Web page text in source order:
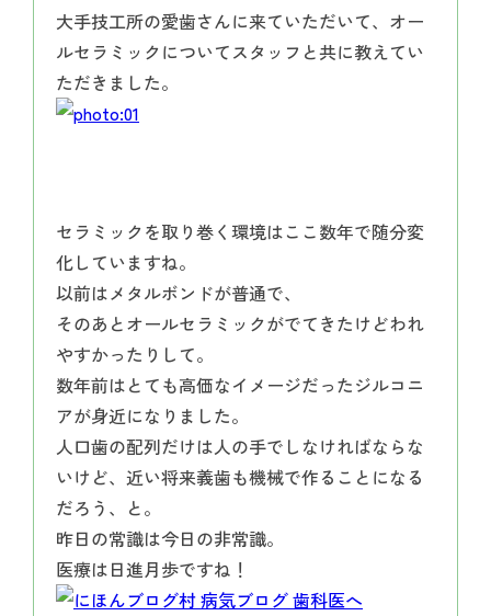
大手技工所の愛歯さんに来ていただいて、オー
ルセラミックについてスタッフと共に教えてい
ただきました。
セラミックを取り巻く環境はここ数年で随分変
化していますね。
以前はメタルボンドが普通で、
そのあとオールセラミックがでてきたけどわれ
やすかったりして。
数年前はとても高価なイメージだったジルコニ
アが身近になりました。
人口歯の配列だけは人の手でしなければならな
いけど、近い将来義歯も機械で作ることになる
だろう、と。
昨日の常識は今日の非常識。
医療は日進月歩ですね！